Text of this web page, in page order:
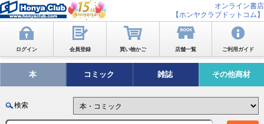
オンライン書店
【ホンヤクラブドットコム】
ログイン 会員登録 買い物かご 店舗一覧 ご利用ガイド
本 コミック 雑誌 その他商材
検索